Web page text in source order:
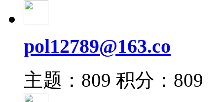
pol12789@163.co
主题：809 积分：809